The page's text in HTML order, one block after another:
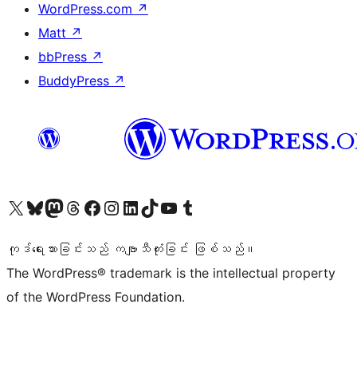
WordPress.com ↗
Matt ↗
bbPress ↗
BuddyPress ↗
ကျွန်ုပ်တို့၏ X (ယခင် Twitter) အကောင့်သို့ သွားရောက်ကြည့်ရှုပါကျွန်ုပ်တို့၏ Bluesky အကောင့်သို့ ဝင်ရောက်ကြည့်ရှုရန်
ကျွန်ုပ်တို့၏ Mastodon အကောင့်သို့ သွားရောက်ကြည့်ရှုပါကျွန်ုပ်တို့၏ Threads အကောင့်သို့ ဝင်ရောက်ကြည့်ရှုရန်
ကျွန်ုပ်တို့၏ Facebook စာမျက်နှာသို့ သွားရောက်ကြည့်ရှုပါကျွန်ုပ်တို့၏ Instagram အကောင့်သို့ သွားရောက်ကြည့်ရှုပါ ကျွန်ုပ်တို့၏ LinkedIn အကောင့်သို့ သွားရောက်ကြည့်ရှုပါကျွန်ုပ်တို့၏ TikTok အကောင့်သို့ ဝင်ရောက်ကြည့်ရှုရန်
ကျွန်ုပ်တို့၏ YouTube ချန်နယ်သို့ သွားရောက်ကြည့်ရှုပါ ကျွန်ုပ်တို့၏ Tumblr အကောင့်သို့ ဝင်ရောက်ကြည့်ရှုရန်
ကုဒ်ရေးသားခြင်းသည် ကဗျာသီကုံးခြင်း ဖြစ်သည်။
The WordPress® trademark is the intellectual property
of the WordPress Foundation.